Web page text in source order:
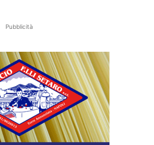
Pubblicità